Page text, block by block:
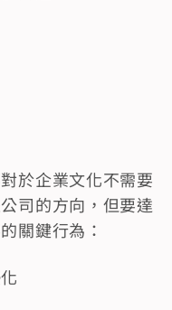
於企業文化不需要
司的方向，但要達
關鍵行為：